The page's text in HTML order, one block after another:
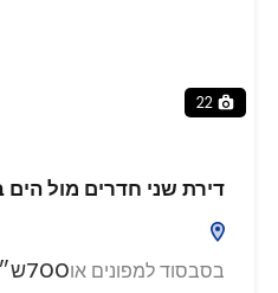
22
דירת שני חדרים מול
בסבסוד למפונים או700ש״ח